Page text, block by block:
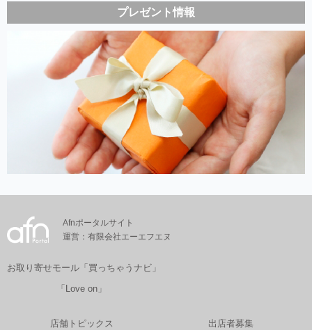
プレゼント情報
Afnポータルサイト
運営：有限会社エーエフエヌ
お取り寄せモール「買っちゃうナビ」
「Love on」
店舗トピックス 出店者募集